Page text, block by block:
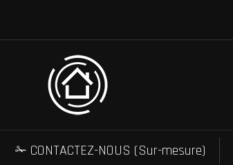
✁ CONTACTEZ-NOUS (Sur-mesure)